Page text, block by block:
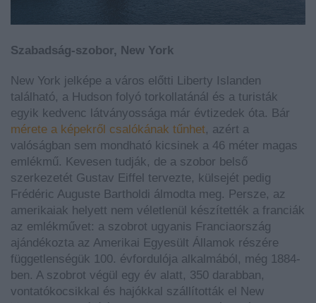
Szabadság-szobor, New York
New York jelképe a város előtti Liberty Islanden
található, a Hudson folyó torkollatánál és a turisták
egyik kedvenc látványossága már évtizedek óta. Bár
mérete a képekről csalókának tűnhet, azért a
valóságban sem mondható kicsinek a 46 méter magas
emlékmű. Kevesen tudják, de a szobor belső
szerkezetét Gustav Eiffel tervezte, külsejét pedig
Frédéric Auguste Bartholdi álmodta meg. Persze, az
amerikaiak helyett nem véletlenül készítették a franciák
az emlékművet: a szobrot ugyanis Franciaország
ajándékozta az Amerikai Egyesült Államok részére
függetlenségük 100. évfordulója alkalmából, még 1884-
ben. A szobrot végül egy év alatt, 350 darabban,
vontatókocsikkal és hajókkal szállították el New